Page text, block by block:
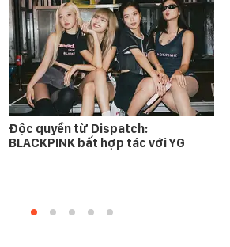
Độc quyền từ Dispatch:
BLACKPINK bất hợp tác với YG